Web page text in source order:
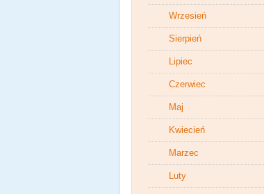
Wrzesień
Sierpień
Lipiec
Czerwiec
Maj
Kwiecień
Marzec
Luty